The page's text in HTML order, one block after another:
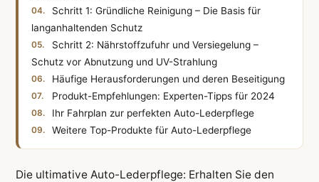
Schritt 1: Gründliche Reinigung – Die Basis für
langanhaltenden Schutz
Schritt 2: Nährstoffzufuhr und Versiegelung –
Schutz vor Abnutzung und UV-Strahlung
Häufige Herausforderungen und deren Beseitigung
Produkt-Empfehlungen: Experten-Tipps für 2024
Ihr Fahrplan zur perfekten Auto-Lederpflege
Weitere Top-Produkte für Auto-Lederpflege
Die ultimative Auto-Lederpflege: Erhalten Sie den